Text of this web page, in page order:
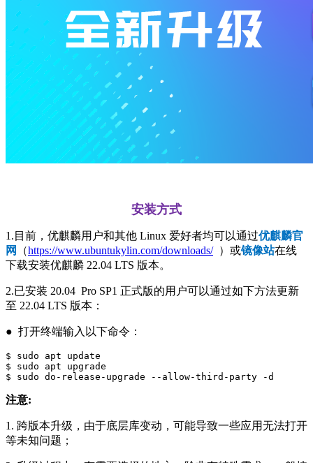
安装方式
1.目前，优麒麟用户和其他 Linux 爱好者均可以通过优麒麟官
网
（https://www.ubuntukylin.com/downloads/）或镜像站在线
下载安装优麒麟 22.04 LTS 版本。
2.已安装 20.04 Pro SP1 正式版的用户可以通过如下方法更新
至 22.04 LTS 版本：
● 打开终端输入以下命令：
$ sudo apt update
$ sudo apt upgrade
$ sudo do-release-upgrade --allow-third-party -d
注意:
1. 跨版本升级，由于底层库变动，可能导致一些应用无法打开
等未知问题；